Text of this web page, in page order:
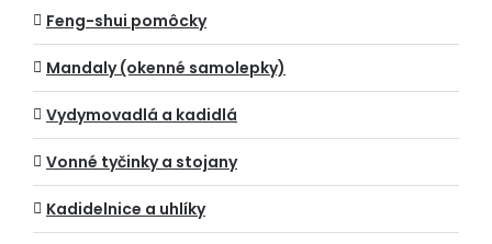
Feng-shui pomôcky
Mandaly (okenné samolepky)
Vydymovadlá a kadidlá
Vonné tyčinky a stojany
Kadidelnice a uhlíky